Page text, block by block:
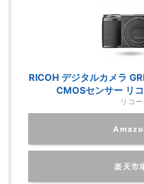
RICOH デジタルカメラ
CMOSセンサー リ
リコー
楽天市